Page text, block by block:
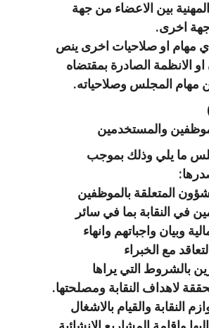
بين الاعضاء من جهة
اخرى.
مهام او صلاحيات اخرى ينص
او الانظمة الصادرة بمقتضاه
مهام المجلس وصلاحياته.
والمستخدمين
ما يلي وذلك بموجب
المتعلقة بالموظفين
في النقابة بما في سائر
وبيان واجباتهم وانهاء
مع الخبراء
بالشروط التي يراها
لاهداف النقابة ومصلحتها.
النقابة والقيام بالاشغال